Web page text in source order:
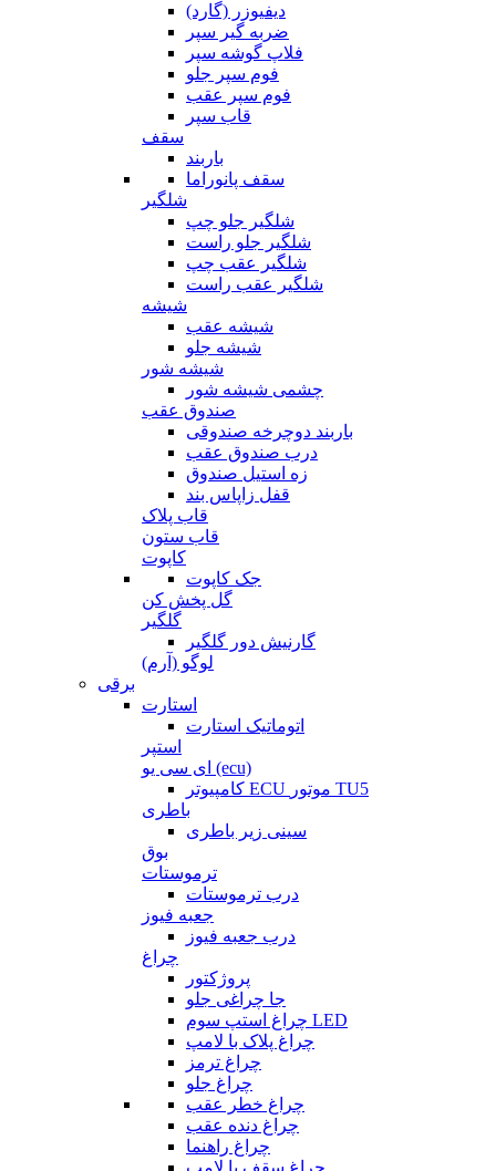
دیفیوزر (گارد)
ضربه گیر سپر
فلاپ گوشه سپر
فوم سپر جلو
فوم سپر عقب
قاب سپر
سقف
باربند
سقف پانوراما
شلگیر
شلگیر جلو چپ
شلگیر جلو راست
شلگیر عقب چپ
شلگیر عقب راست
شیشه
شیشه عقب
شیشه جلو
شیشه شور
چشمی شیشه شور
صندوق عقب
باربند دوچرخه صندوقی
درب صندوق عقب
زه استیل صندوق
قفل زاپاس بند
قاب پلاک
قاب ستون
کاپوت
جک کاپوت
گل پخش کن
گلگیر
گارنیش دور گلگیر
لوگو (آرم)
برقی
استارت
اتوماتیک استارت
استپر
ای سی یو (ecu)
کامپیوتر ECU موتور TU5
باطری
سینی زیر باطری
بوق
ترموستات
درب ترموستات
جعبه فیوز
درب جعبه فیوز
چراغ
پروژکتور
جا چراغی جلو
چراغ استپ سوم LED
چراغ پلاک با لامپ
چراغ ترمز
چراغ جلو
چراغ خطر عقب
چراغ دنده عقب
چراغ راهنما
چراغ سقف با لامپ